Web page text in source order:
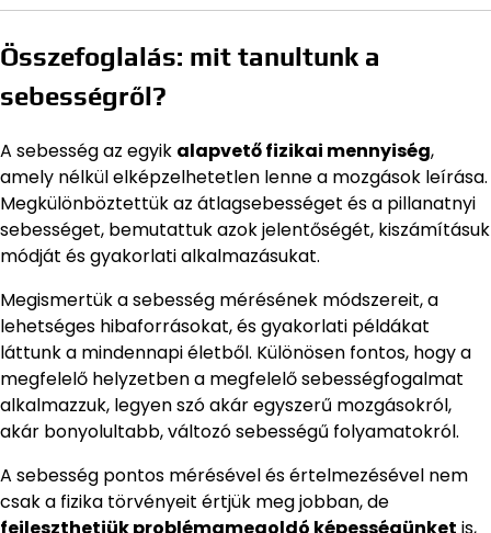
Összefoglalás: mit tanultunk a
sebességről?
A sebesség az egyik alapvető fizikai mennyiség,
amely nélkül elképzelhetetlen lenne a mozgások leírása.
Megkülönböztettük az átlagsebességet és a pillanatnyi
sebességet, bemutattuk azok jelentőségét, kiszámításuk
módját és gyakorlati alkalmazásukat.
Megismertük a sebesség mérésének módszereit, a
lehetséges hibaforrásokat, és gyakorlati példákat
láttunk a mindennapi életből. Különösen fontos, hogy a
megfelelő helyzetben a megfelelő sebességfogalmat
alkalmazzuk, legyen szó akár egyszerű mozgásokról,
akár bonyolultabb, változó sebességű folyamatokról.
A sebesség pontos mérésével és értelmezésével nem
csak a fizika törvényeit értjük meg jobban, de